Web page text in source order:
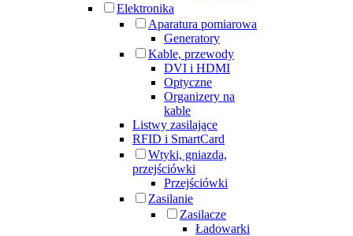
Elektronika
Aparatura pomiarowa
Generatory
Kable, przewody
DVI i HDMI
Optyczne
Organizery na
kable
Listwy zasilające
RFID i SmartCard
Wtyki, gniazda,
przejściówki
Przejściówki
Zasilanie
Zasilacze
Ładowarki